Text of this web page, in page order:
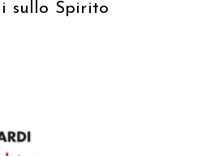
sullo Spirito